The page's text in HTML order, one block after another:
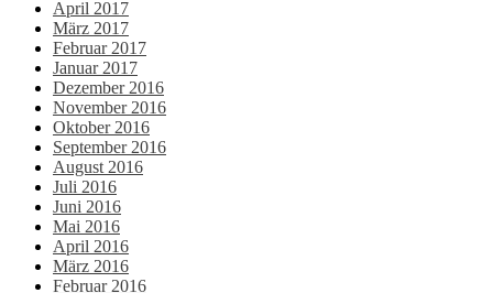
April 2017
März 2017
Februar 2017
Januar 2017
Dezember 2016
November 2016
Oktober 2016
September 2016
August 2016
Juli 2016
Juni 2016
Mai 2016
April 2016
März 2016
Februar 2016